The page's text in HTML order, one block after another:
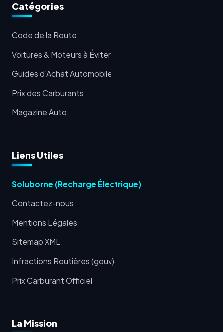
Catégories
Code de la Route
Voitures & Moteurs à Éviter
Guides d'Achat Automobile
Prix des Carburants
Magazine Auto
Liens Utiles
Soluborne (Recharge Électrique)
Contactez-nous
Mentions Légales
Sitemap XML
Infractions Routières (gouv)
Prix Carburant Officiel
La Mission